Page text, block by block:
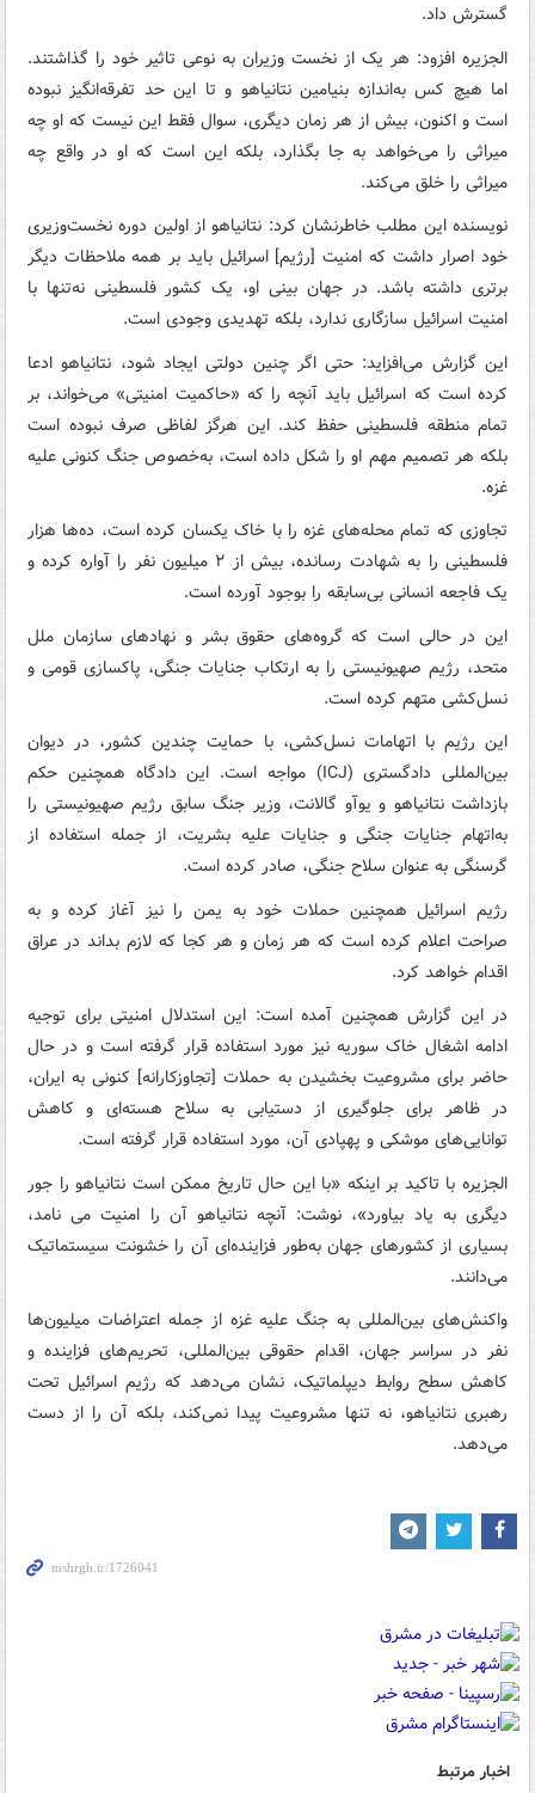
گسترش داد.
الجزیره افزود: هر یک از نخست وزیران به نوعی تاثیر خود را گذاشتند.
اما هیچ کس به‌اندازه بنیامین نتانیاهو و تا این حد تفرقه‌انگیز نبوده
است و اکنون، بیش از هر زمان دیگری، سوال فقط این نیست که او چه
میراثی را می‌خواهد به جا بگذارد، بلکه این است که او در واقع چه
میراثی را خلق می‌کند.
نویسنده این مطلب خاطرنشان کرد: نتانیاهو از اولین دوره نخست‌وزیری
خود اصرار داشت که امنیت [رژیم] اسرائیل باید بر همه ملاحظات دیگر
برتری داشته باشد. در جهان بینی او، یک کشور فلسطینی نه‌تنها با
امنیت اسرائیل سازگاری ندارد، بلکه تهدیدی وجودی است.
این گزارش می‌افزاید: حتی اگر چنین دولتی ایجاد شود، نتانیاهو ادعا
کرده است که اسرائیل باید آنچه را که «حاکمیت امنیتی» می‌خواند، بر
تمام منطقه فلسطینی حفظ کند. این هرگز لفاظی صرف نبوده است
بلکه هر تصمیم مهم او را شکل داده است، به‌خصوص جنگ کنونی علیه
غزه.
تجاوزی که تمام محله‌های غزه را با خاک یکسان کرده است، ده‌ها هزار
فلسطینی را به شهادت رسانده، بیش از ۲ میلیون نفر را آواره کرده و
یک فاجعه انسانی بی‌سابقه را بوجود آورده است.
این در حالی است که گروه‌های حقوق بشر و نهادهای سازمان ملل
متحد، رژیم صهیونیستی را به ارتکاب جنایات جنگی، پاکسازی قومی و
نسل‌کشی متهم کرده است.
این رژیم با اتهامات نسل‌کشی، با حمایت چندین کشور، در دیوان
بین‌المللی دادگستری (ICJ) مواجه است. این دادگاه همچنین حکم
بازداشت نتانیاهو و یوآو گالانت، وزیر جنگ سابق رژیم صهیونیستی را
به‌اتهام جنایات جنگی و جنایات علیه بشریت، از جمله استفاده از
گرسنگی به عنوان سلاح جنگی، صادر کرده است.
رژیم اسرائیل همچنین حملات خود به یمن را نیز آغاز کرده و به
صراحت اعلام کرده است که هر زمان و هر کجا که لازم بداند در عراق
اقدام خواهد کرد.
در این گزارش همچنین آمده است: این استدلال امنیتی برای توجیه
ادامه اشغال خاک سوریه نیز مورد استفاده قرار گرفته است و در حال
حاضر برای مشروعیت بخشیدن به حملات [تجاوزکارانه] کنونی به ایران،
در ظاهر برای جلوگیری از دستیابی به سلاح هسته‌ای و کاهش
توانایی‌های موشکی و پهپادی آن، مورد استفاده قرار گرفته است.
الجزیره با تاکید بر اینکه «با این حال تاریخ ممکن است نتانیاهو را جور
دیگری به یاد بیاورد»، نوشت: آنچه نتانیاهو آن را امنیت می نامد،
بسیاری از کشورهای جهان به‌طور فزاینده‌ای آن را خشونت سیستماتیک
می‌دانند.
واکنش‌های بین‌المللی به جنگ علیه غزه از جمله اعتراضات میلیون‌ها
نفر در سراسر جهان، اقدام حقوقی بین‌المللی، تحریم‌های فزاینده و
کاهش سطح روابط دیپلماتیک، نشان می‌دهد که رژیم اسرائیل تحت
رهبری نتانیاهو، نه تنها مشروعیت پیدا نمی‌کند، بلکه آن را از دست
می‌دهد.
اخبار مرتبط